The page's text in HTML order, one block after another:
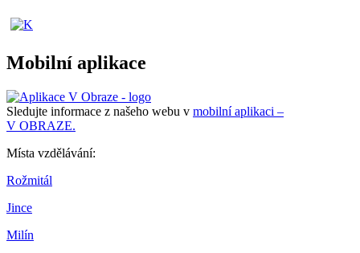
Mobilní aplikace
Sledujte informace z našeho webu v mobilní aplikaci –
V OBRAZE.
Místa vzdělávání:
Rožmitál
Jince
Milín